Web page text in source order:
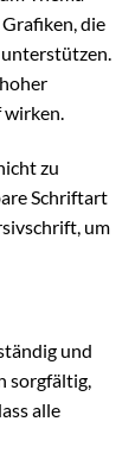
die
wirken.
zu
Schriftart
um
und
sorgfältig,
alle